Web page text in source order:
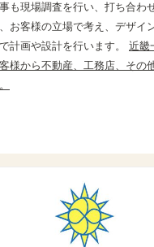
も現場調査を行い、打ち合わ
お客様の立場で考え、デザイ
計画や設計を行います。
近畿
様から不動産、工務店、その